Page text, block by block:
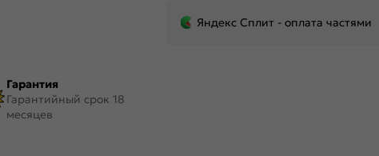
Гарантия
Гарантийный срок 18
месяцев
Яндекс Сплит - оплата частями